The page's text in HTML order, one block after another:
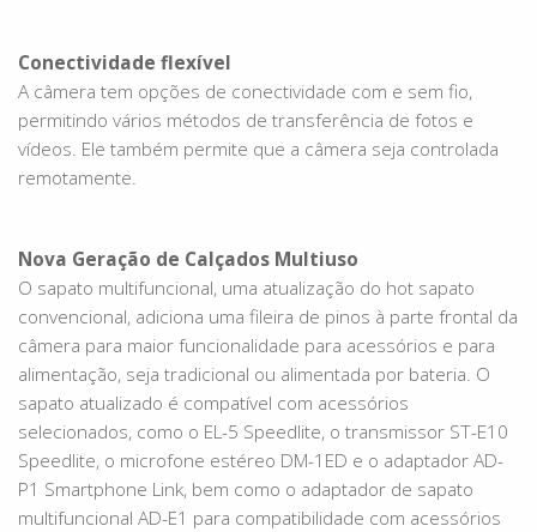
Conectividade flexível
A câmera tem opções de conectividade com e sem fio,
permitindo vários métodos de transferência de fotos e
vídeos. Ele também permite que a câmera seja controlada
remotamente.
Nova Geração de Calçados Multiuso
O sapato multifuncional, uma atualização do hot sapato
convencional, adiciona uma fileira de pinos à parte frontal da
câmera para maior funcionalidade para acessórios e para
alimentação, seja tradicional ou alimentada por bateria. O
sapato atualizado é compatível com acessórios
selecionados, como o EL-5 Speedlite, o transmissor ST-E10
Speedlite, o microfone estéreo DM-1ED e o adaptador AD-
P1 Smartphone Link, bem como o adaptador de sapato
multifuncional AD-E1 para compatibilidade com acessórios